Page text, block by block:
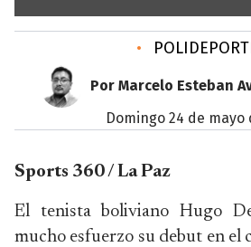
•
Por Marcelo Esteban
domingo 24 de mayo
Sports 360 / La Paz
El tenista boliviano Hugo
mucho esfuerzo su debut en el